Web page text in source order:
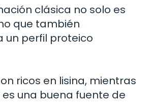
clásica no solo es
que también
un perfil proteico
ricos en lisina, mientras
es una buena fuente de